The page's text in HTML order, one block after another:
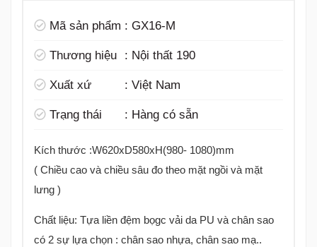
Mã sản phẩm : GX16-M
Thương hiệu : Nội thất 190
Xuất xứ : Việt Nam
Trạng thái : Hàng có sẵn
Kích thước :W620xD580xH(980- 1080)mm
( Chiều cao và chiều sâu đo theo mặt ngồi và mặt
lưng )
Chất liệu: Tựa liền đệm bọgc vải da PU và chân sao
có 2 sự lựa chọn : chân sao nhựa, chân sao mạ..